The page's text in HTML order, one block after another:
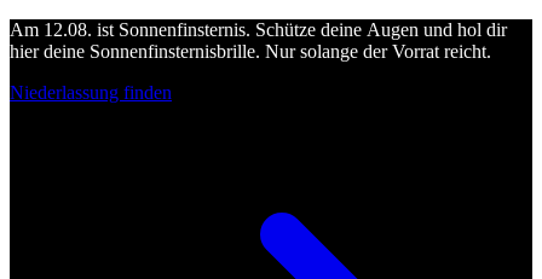
Am 12.08. ist Sonnenfinsternis. Schütze deine Augen und hol dir
hier deine Sonnenfinsternisbrille. Nur solange der Vorrat reicht.
Niederlassung finden